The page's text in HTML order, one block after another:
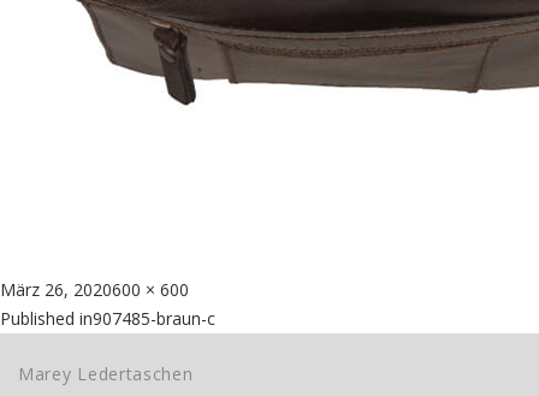
Posted
on
März 26, 2020Full
size
600 × 600
Beitragsnavigation
Published in907485-braun-c
Marey Ledertaschen